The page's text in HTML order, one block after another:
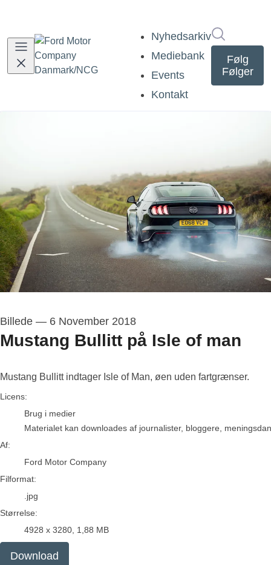
Nyhedsarkiv
Mediebank
Events
Kontakt
Følg
Følger
Billede — 6 November 2018
Mustang Bullitt på Isle of man
Mustang Bullitt indtager Isle of Man, øen uden fartgrænser.
Ford Motor Company
Licens:
Brug i medier
Materialet kan downloades af journalister, bloggere,
Af:
Ford Motor Company
Filformat:
.jpg
Størrelse:
4928 x 3280, 1,88 MB
Download